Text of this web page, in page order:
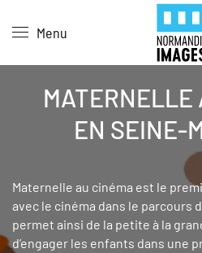
Skip to main content
Menu
MATERNELLE
EN SEINE-
Maternelle au cinéma est le
avec le cinéma dans le parcours
permet ainsi de la petite à la
d’engager les enfants dans une
Panneau de gestion des cookies